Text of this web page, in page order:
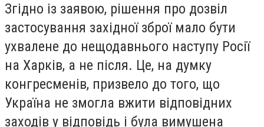
Згідно із заявою, рішення про дозвіл
застосування західної зброї мало бути
ухвалене до нещодавнього наступу Росії
на Харків, а не після. Це, на думку
конгресменів, призвело до того, що
Україна не змогла вжити відповідних
заходів у відповідь і була вимушена